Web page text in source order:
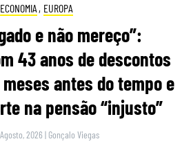
ECONOMIA , EUROPA
e não mereço”:
43 anos de descontos
antes do tempo e
na pensão “injusto”
2026 | Gonçalo Viegas